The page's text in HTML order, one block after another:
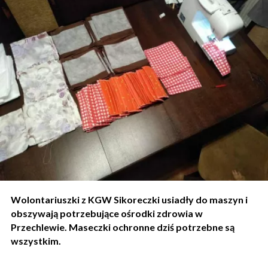
Wolontariuszki z KGW Sikoreczki usiadły do maszyn i
obszywają potrzebujące ośrodki zdrowia w
Przechlewie. Maseczki ochronne dziś potrzebne są
wszystkim.